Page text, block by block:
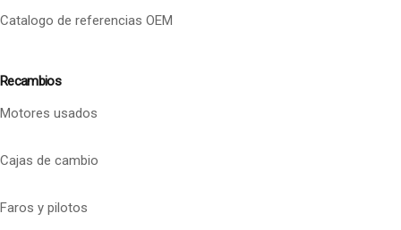
Catalogo de referencias OEM
Recambios
Motores usados
Cajas de cambio
Faros y pilotos